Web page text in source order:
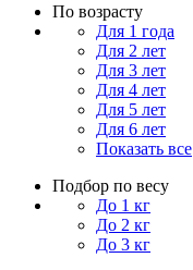
По возрасту
Для 1 года
Для 2 лет
Для 3 лет
Для 4 лет
Для 5 лет
Для 6 лет
Показать все
Подбор по весу
До 1 кг
До 2 кг
До 3 кг